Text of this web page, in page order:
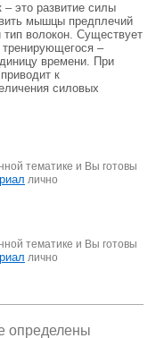
– это развитие силы
мышцы предплечий
тип волокон. Существует
–
времени. При
к
силовых
тематике и Вы готовы
лично
тематике и Вы готовы
лично
определены